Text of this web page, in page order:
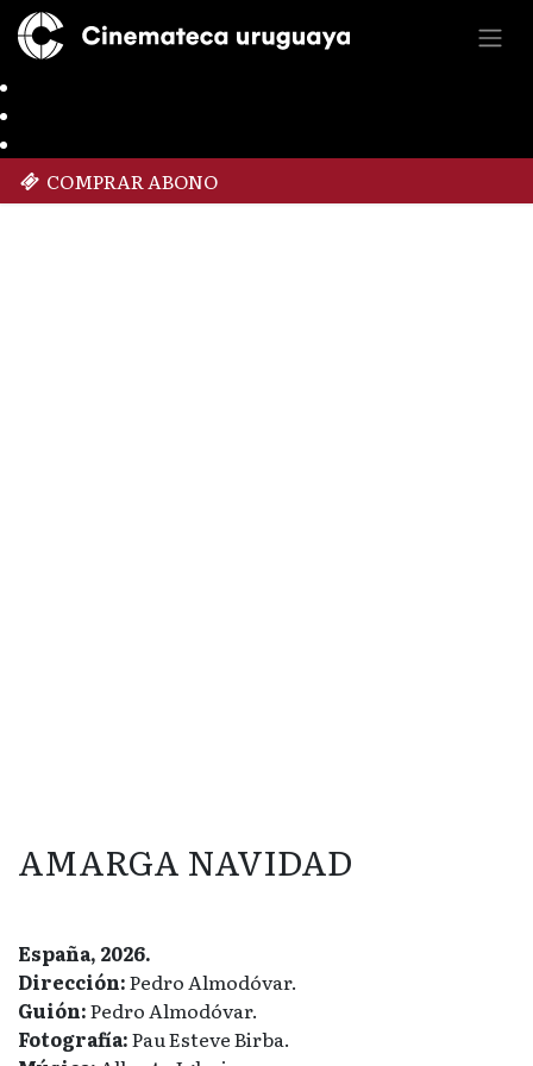
COMPRAR ABONO
AMARGA NAVIDAD
España, 2026.
Dirección:Pedro Almodóvar.
Guión:Pedro Almodóvar.
Fotografía:Pau Esteve Birba.